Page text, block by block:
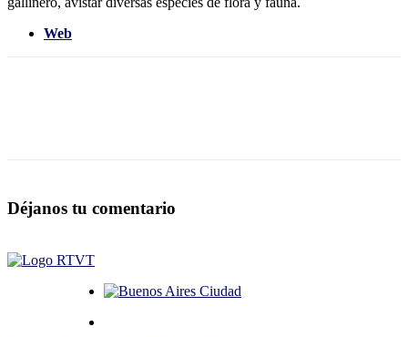
Web
Déjanos tu comentario